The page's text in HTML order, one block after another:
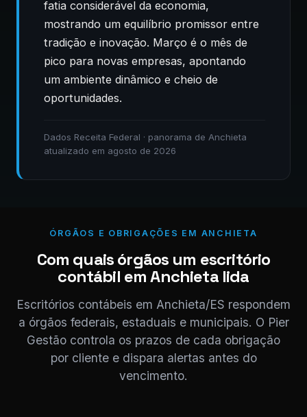
fatia considerável da economia,
mostrando um equilíbrio promissor entre
tradição e inovação. Março é o mês de
pico para novas empresas, apontando
um ambiente dinâmico e cheio de
oportunidades.
Dados Receita Federal · panorama de Anchieta
atualizado em agosto de 2026
ÓRGÃOS E OBRIGAÇÕES EM ANCHIETA
Com quais órgãos um escritório
contábil em Anchieta lida
Escritórios contábeis em Anchieta/ES respondem
a órgãos federais, estaduais e municipais. O Pier
Gestão controla os prazos de cada obrigação
por cliente e dispara alertas antes do
vencimento.